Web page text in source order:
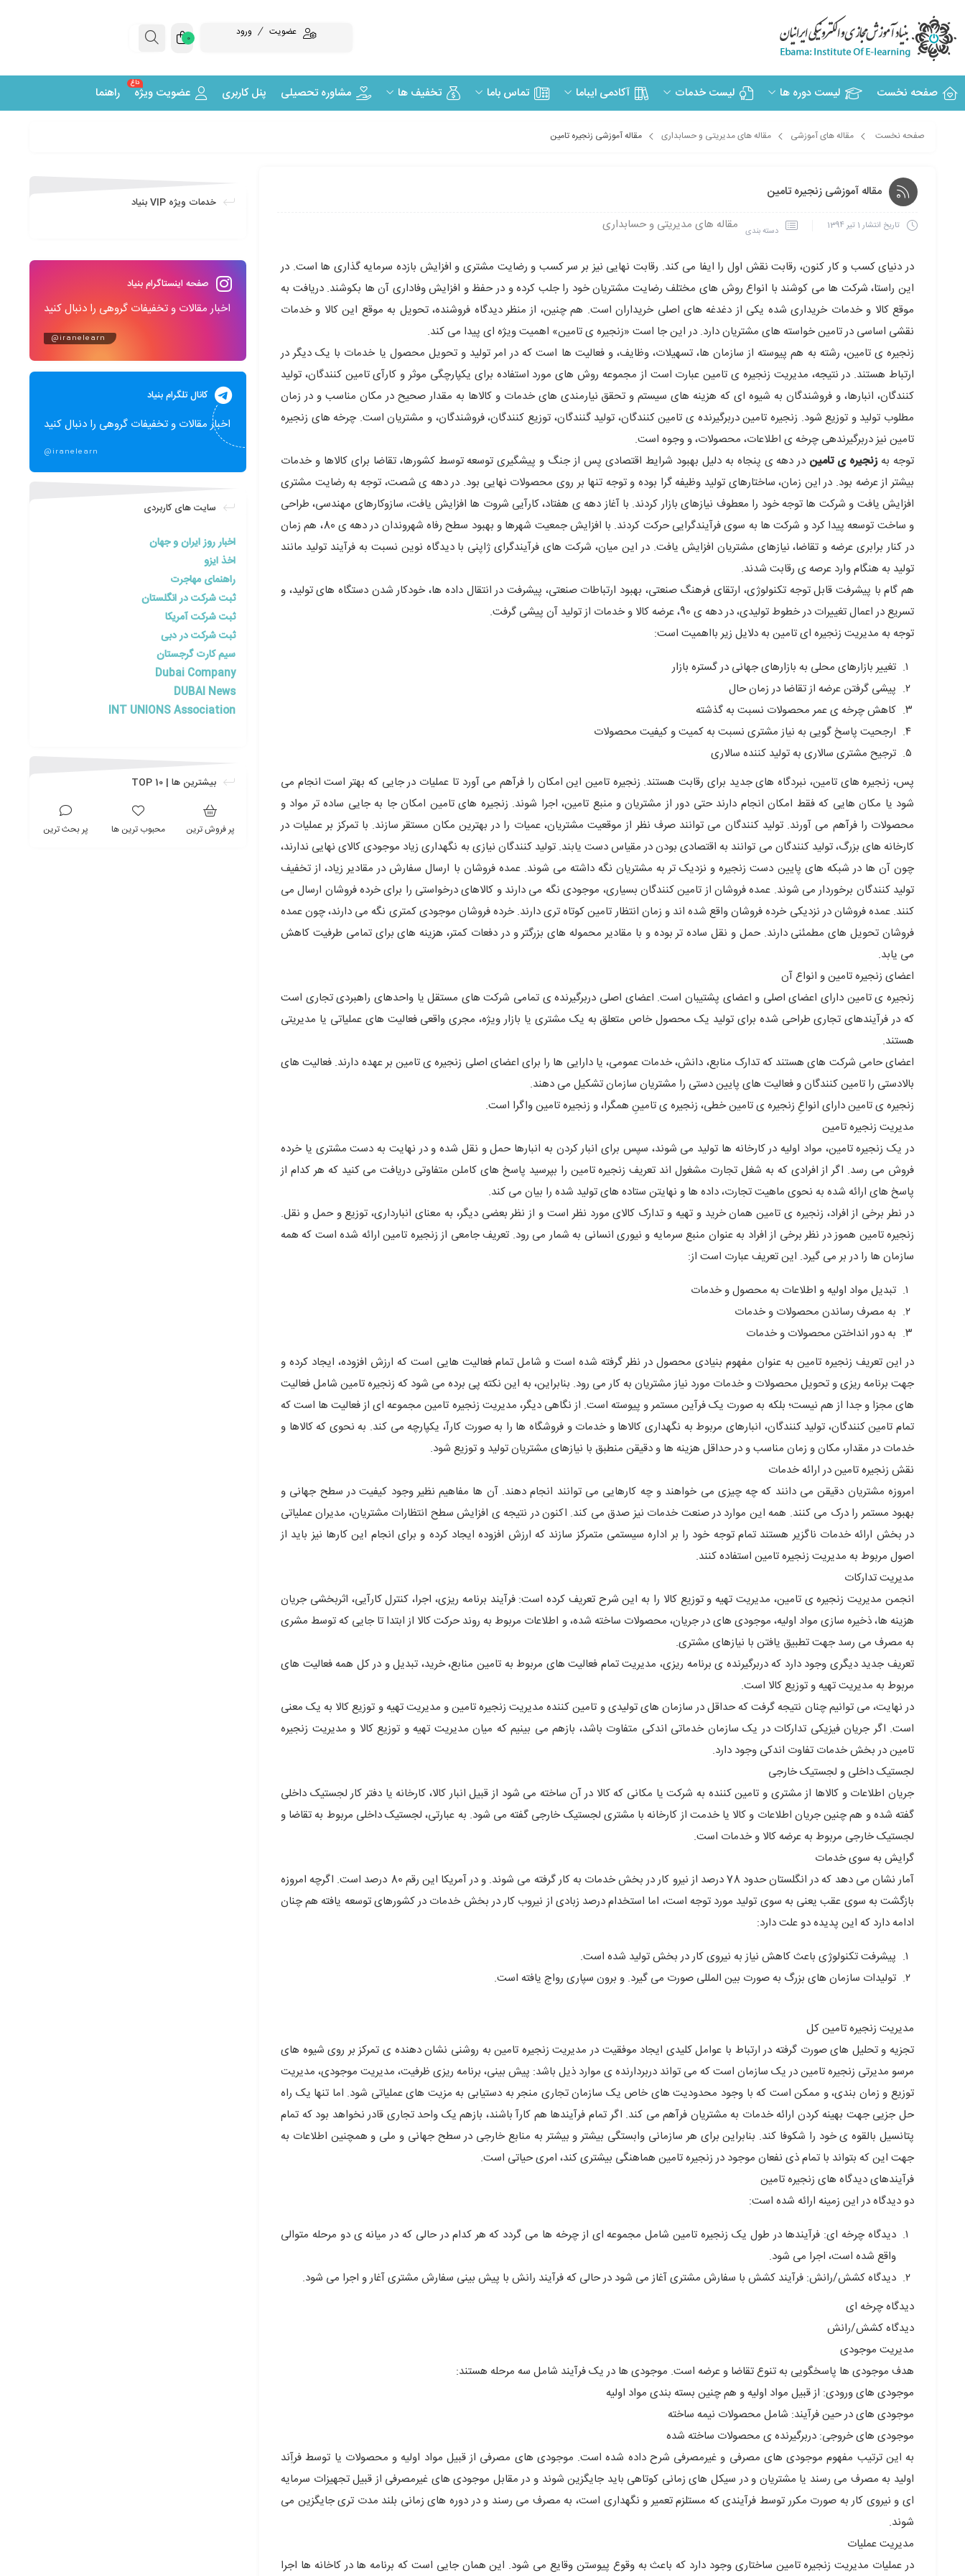
عضویت ورود 0
صفحه نخست لیست دوره ها لیست خدمات آکادمی ایباما تماس باما تخفیف ها مشاوره تحصیلی پنل کاربری عضویت ویژه
داغ
راهنما
صفحه نخست مقاله های آموزشی مقاله های مدیریتی و حسابداری مقاله آموزشی زنجیره تامین
مقاله آموزشی زنجیره تامین
تاریخ انتشار1 تیر 1394 دسته بندی مقاله های مدیریتی و حسابداری
در دنیای کسب و کار کنون، رقابت نقش اول را ایفا می کند. رقابت نهایی نیز بر سر کسب و رضایت مشتری و افزایش بازده سرمایه گذاری ها است. در
این راستا، شرکت ها می کوشند با انواع روش های مختلف رضایت مشتریان خود را جلب کرده و در حفظ و افزایش وفاداری آن ها بکوشند. دریافت به
موقع کالا و خدمات خریداری شده یکی از دغدغه های اصلی خریداران است. هم چنین، از منظر دیدگاه فروشنده، تحویل به موقع این کالا و خدمات
نقشی اساسی در تامین خواسته های مشتریان دارد. در این جا است «زنجیره ی تامین» اهمیت ویژه ای پیدا می کند.
زنجیره ی تامین، رشته به هم پیوسته از سازمان ها، تسهیلات، وظایف، و فعالیت ها است که در امر تولید و تحویل محصول یا خدمات با یک دیگر در
ارتباط هستند. در نتیجه، مدیریت زنجیره ی تامین عبارت است از مجموعه روش های مورد استفاده برای یکپارچگی موثر و کارآی تامین کنندگان، تولید
کنندگان، انبارها، و فروشندگان به شیوه ای که هزینه های سیستم و تحقق نیارمندی های خدمات و کالاها به مقدار صحیح در مکان مناسب و در زمان
مطلوب تولید و توزیع شود. زنجیره تامین دربرگیرنده ی تامین کنندگان، تولید گنندگان، توزیع کنندگان، فروشندگان، و مشتریان است. چرخه های زنجیره
تامین نیز دربرگیرنده­ی چرخه ی اطلاعات، محصولات، و وجوه است.
توجه به زنجیره ی تامین در دهه ی پنجاه به دلیل بهبود شرایط اقتصادی پس از جنگ و پیشگیری توسعه توسط کشورها، تقاضا برای کالاها و خدمات
بیشتر از عرضه بود. در این زمان، ساختارهای تولید وظیفه گرا بوده و توجه تنها بر روی محصولات نهایی بود. در دهه ی شصت، توجه به رضایت مشتری
افزایش یافت و شرکت ها توجه خود را معطوف نیازهای بازار کردند. با آغاز دهه ی هفتاد، کارآیی شروت ها افزایش یافت، سازوکارهای مهندسی، طراحی
و ساخت توسعه پیدا کرد و شرکت ها به سوی فرآیندگرایی حرکت کردند. با افزایش جمعیت شهرها و بهبود سطح رفاه شهروندان در دهه ی 80، هم زمان
در کنار برابری عرضه و تقاضا، نیازهای مشتریان افزایش یافت. در این میان، شرکت های فرآیندگرای ژاپنی با دیدگاه نوین نسبت به فرآیند تولید مانند
تولید به هنگام وارد عرصه ی رقابت شدند.
هم گام با پیشرفت قابل توجه تکنولوژی، ارتقای فرهنگ صنعتی، بهبود ارتباطات صنعتی، پیشرفت در انتقال داده ها، خودکار شدن دستگاه های تولید، و
تسریع در اعمال تغییرات در خطوط تولیدی، در دهه ی 90، عرضه کالا و خدمات از تولید آن پیشی گرفت.
توجه به مدیریت زنجیره ای تامین به دلایل زیر بااهمیت است:
تغییر بازارهای محلی به بازارهای جهانی در گستره بازار
پیشی گرفتن عرضه از تقاضا در زمان حال
کاهش چرخه ی عمر محصولات نسبت به گذشته
ارجحیت پاسخ گویی به نیاز مشتری نسبت به کمیت و کیفیت محصولات
ترجیح مشتری سالاری به تولید کننده سالاری
پس، زنجیره های تامین، نبردگاه های جدید برای رقابت هستند. زنجیره تامین این امکان را فرآهم می آورد تا عملیات در جایی که بهتر است انجام می
شود یا مکان هایی که فقط امکان انجام دارند حتی دور از مشتریان و منبع تامین، اجرا شوند. زنجیره های تامین امکان جا به جایی ساده تر مواد و
محصولات را فرآهم می آورند. تولید کنندگان می توانند صرف نظر از موقعیت مشتریان، عمیات را در بهترین مکان مستقر سازند. با تمرکز بر عملیات در
کارخانه های بزرگ، تولید کنندگان می توانند به اقتصادی بودن در مقیاس دست یابند. تولید کنندگان نیازی به نگهداری زیاد موجودی کالای نهایی ندارند،
چون آن ها در شبکه های پایین دست زنجیره و نزدیک تر به مشتریان نگه داشته می شوند. عمده فروشان با ارسال سفارش در مقادیر زیاد، از تخفیف
تولید کنندگان برخوردار می شوند. عمده فروشان از تامین کنندگان بسیاری، موجودی نگه می دارند و کالاهای درخواستی را برای خرده فروشان ارسال می
کنند. عمده فروشان در نزدیکی خرده فروشان واقع شده اند و زمان انتظار تامین کوتاه تری دارند. خرده فروشان موجودی کمتری نگه می دارند، چون عمده
فروشان تحویل های مطمئنی دارند. حمل و نقل ساده تر بوده و با مقادیر محموله های بزرگتر و در دفعات کمتر، هزینه های برای تمامی طرفیت کاهش
می یابد.
اعضای زنجیره تامین و انواع آن
زنجیره ی تامین دارای اعضای اصلی و اعضای پشتیبان است. اعضای اصلی دربرگیرنده ی تمامی شرکت های مستقل یا واحدهای راهبردی تجاری است
که در فرآیندهای تجاری طراحی شده برای تولید یک محصول خاص متعلق به یک مشتری یا بازار ویژه، مجری واقعی فعالیت های عملیاتی یا مدیریتی
هستند.
اعضای حامی شرکت های هستند که تدارک منابع، دانش، خدمات عمومی، یا دارایی ها را برای اعضای اصلی زنجیره ی تامین بر عهده دارند. فعالیت های
بالادستی را تامین کنندگان و فعالیت های پایین دستی را مشتریان سازمان تشکیل می دهند.
زنجیره ی تامین دارای انواعِ زنجیره ی تامین خطی، زنجیره ی تامینِ همگرا، و زنجیره تامین واگرا است.
مدیریت زنجیره تامین
در یک زنجیره تامین، مواد اولیه در کارخانه ها تولید می شوند، سپس برای انبار کردن به انبارها حمل و نقل شده و در نهایت به دست مشتری یا خرده
فروش می رسد. اگر از افرادی که به شغل تجارت مشغول اند تعریف زنجیره تامین را بپرسید پاسخ های کاملن متفاوتی دریافت می کنید که هر کدام از
پاسخ های ارائه شده به نحوی ماهیت تجارت، داده ها و نهایتن ستاده های تولید شده را بیان می کند.
در نطر برخی از افراد، زنجیره ی تامین همان خرید و تهیه و تدارک کالای مورد نظر است و از نظر بعضی دیگر، به معنای انبارداری، توزیع و حمل و نقل.
زنجیره تامین هموز در نظر برخی از افراد به عنوان منبع سرمایه و نیوری انسانی به شمار می رود. تعریف جامعی از زنجیره تامین ارائه شده است که همه
سازمان ها را در بر می گیرد. این تعریف عبارت است از:
تبدیل مواد اولیه و اطلاعات به محصول و خدمات
به مصرف رساندن محصولات و خدمات
به دور انداختن محصولات و خدمات
در این تعریف زنجیره تامین به عنوان مفهوم بنیادی محصول در نظر گرفته شده است و شامل تمام فعالیت هایی است که ارزش افزوده، ایجاد کرده و
جهت برنامه ریزی و تحویل محصولات و خدمات مورد نیاز مشتریان به کار می رود. بنابراین، به این نکته پی برده می شود که زنجیره تامین شامل فعالیت
های مجزا و جدا از هم نیست؛ بلکه به صورت یک فرآین مستمر و پیوسته است. از نگاهی دیگر، مدیریت زنجیره تامین مجموعه ای از فعالیت ها است که
تمام تامین کنندگان، تولید کنندگان، انبارهای مربوط به نگهداری کالاها و خدمات و فروشگاه ها را به صورت کارآ، یکپارچه می کند. به نحوی که کالاها و
خدمات در مقدار، مکان و زمان مناسب و در حداقل هزینه ها و دقیقن منطبق با نیازهای مشتریان تولید و توزیع شود.
نقش زنجیره تامین در ارائه خدمات
امروزه مشتریان دقیقن می دانند که چه چیزی می خواهند و چه کارهایی می توانند انجام دهند. آن ها مفاهیم نظیر وجود کیفیت در سطح جهانی و
بهبود مستمر را درک می کنند. همه این موارد در صنعت خدمات نیز صدق می کند. اکنون در نتیجه ی افزایش سطح انتظارات مشتریان، مدیران عملیاتی
در بخش ارائه خدمات ناگزیر هستند تمام توجه خود را بر اداره سیستمی متمرکز سازند که ارزش افزوده ایجاد کرده و برای انجام این کارها نیز باید از
اصول مربوط به مدیریت زنجیره تامین استفاده کنند.
مدیریت تدارکات
انجمن مدیریت زنجیره ی تامین، مدیریت تهیه و توزیع کالا را به این شرح تعریف کرده است: فرآیند برنامه ریزی، اجرا، کنترل کارآیی، اثربخشی جریان
هزینه ها، ذخیره سازی مواد اولیه، موجودی های در جریان، محصولات ساخته شده، و اطلاعات مربوط به روند حرکت کالا از ابتدا تا جایی که توسط مشری
به مصرف می رسد جهت تطبیق یافتن با نیازهای مشتری.
تعریف جدید دیگری وجود دارد که دربرگیرنده ی برنامه ریزی، مدیریت تمام فعالیت های مربوط به تامین منابع، خرید، تبدیل و در کل همه فعالیت های
مربوط به مدیریت تهیه و توزیع کالا است.
در نهایت، می توانیم چنان نتیجه گرفت که حداقل در سازمان های تولیدی و تامین کننده مدیریت زنجیره تامین و مدیریت تهیه و توزیع کالا به یک معنی
است. اگر جریان فیزیکی تدارکات در یک سازمان خدماتی اندکی متفاوت باشد، بازهم می بینیم که میان مدیریت تهیه و توزیع کالا و مدیریت زنجیره
تامین در بخش خدمات تفاوت اندکی وجود دارد.
لجستیک داخلی و لجستیک خارجی
جریان اطلاعات و کالاها از مشتری و تامین کننده به شرکت یا مکانی که کالا در آن ساخته می شود از قبیل انبار کالا، کارخانه یا دفتر کار لجستیک داخلی
گفته شده و هم چنین جریان اطلاعات و کالا یا خدمت از کارخانه با مشتری لجستیک خارجی گفته می شود. به عبارتی، لجستیک داخلی مربوط به تقاضا و
لجستیک خارجی مربوط به عرضه کالا و خدمات است.
گرایش به سوی خدمات
آمار نشان می دهد که در انگلستان حدود 78 درصد از نیرو کار در بخش خدمات به کار گرفته می شوند. و در آمریکا این رقم 80 درصد است. اگرچه امروزه
بازگشت به سوی عقب یعنی به سوی تولید مورد توجه است، اما استخدام درصد زبادی از نیروب کار در بخش خدمات در کشورهای توسعه یافته هم چنان
ادامه دارد که این پدیده دو علت دارد:
پیشرفت تکنولوژی باعث کاهش نیاز به نیروی کار در بخش تولید شده است.
تولیدات سازمان های بزرگ به صورت بین المللی صورت می گیرد. و برون سپاری رواج یافته است.
مدیریت زنجیره تامین کل
تجزیه و تحلیل های صورت گرفته در ارتباط با عوامل کلیدی ایجاد موفقیت در مدیریت زنجیره تامین به روشنی نشان دهنده ی تمرکز بر روی شیوه های
مرسو مدیرتی زنجیره تامین در یک سازمان است که می تواند دربردارنده ی موارد ذیل باشد: پیش بینی، برنامه ریزی ظرفیت، مدیریت موجودی، مدیریت
توزیع و زمان بندی، و ممکن است که با وجود محدودیت های خاص یک سازمان تجاری منجر به دستیابی به مزیت های عملیاتی شود. اما تنها یک راه
حل جزیی جهت بهینه کردن ارائه خدمات به مشتریان فرآهم می کند. اگر تمام فرآیندها هم کارآ باشند، بازهم یک واحد تجاری قادر نخواهد بود که تمام
پتانسیل بالقوه ی خود را شکوفا کند. بنابراین برای هر سازمانی وابستگی بیشتر و بیشتر به منابع خارجی در سطح جهانی و ملی و همچنین اطلاعات به
جهت این که بتواند با تمام ذی نفعان موجود در زنجیره تامین هماهنگی بیشتری کند، امری حیاتی است.
فرآیندهای دیدگاه های زنجیره تامین
دو دیدگاه در این زمینه ارائه شده است:
دیدگاه چرخه ای: فرآیندها در طول یک زنجیره تامین شامل مجموعه ای از چرخه ها می گردد که هر کدام در حالی که در میانه ی دو مرحله متوالی
واقع شده است، اجرا می شود.
دیدگاه کشش/رانش: فرآیند کشش با سفارش مشتری آغاز می شود در حالی که فرآیند رانش با پیش بینی سفارش مشتری آغار و اجرا می شود.
دیدگاه چرخه ای
دیدگاه کشش/رانش
مدیریت موجودی
هدف موجودی ها پاسخگویی به تنوع تقاضا و عرضه است. موجودی ها در یک فرآیند شامل سه مرحله هستند:
موجودی های ورودی: از قبیل مواد اولیه و هم چنین بسته بندی مواد اولیه
موجودی های در حین فرآیند: شامل محصولات نیمه ساخته
موجودی های خروجی: دربرگیرنده ی محصولات ساخته شده
به این ترتیب مفهوم موجودی های مصرفی و غیرمصرفی شرح داده شده است. موجودی های مصرفی از قبیل مواد اولیه و محصولات یا توسط فرآِند
اولید به مصرف می رسند یا مشتریان و در سیکل های زمانی کوتاهی باید جایگزین شوند و در مقابل موجودی های غیرمصرفی از قبیل تجهیزات سرمایه
ای و نیروی کار به صورت مکرر توسط فرآیندی که مستلزم تعمیر و نگهداری است، به مصرف می رسند و در دوره های زمانی بلند مدت تری جایگزین می
شوند.
مدیریت عملیات
در عملیات مدیریت زنجیره تامین ساختاری وجود دارد که باعث به وقوع پیوستن وقایع می شود. این همان جایی است که برنامه ها در کاخانه ها اجرا
خدمات ویژه VIP بنیاد
صفحه اینستاگرام بنیاد
اخبار مقالات و تخفیفات گروهی را دنبال کنید
@iranelearn
کانال تلگرام بنیاد
اخبار مقالات و تخفیفات گروهی را دنبال کنید
@iranelearn
سایت های کاربردی
اخبار روز ایران و جهان
اخذ ایزو
راهنمای مهاجرت
ثبت شرکت در انگلستان
ثبت شرکت آمریکا
ثبت شرکت در دبی
سیم کارت گرجستان
Dubai Company
DUBAI News
INT UNIONS Association
بیشترین ها | TOP 10
پر فروش ترین محبوب ترین ها پر بحث ترین